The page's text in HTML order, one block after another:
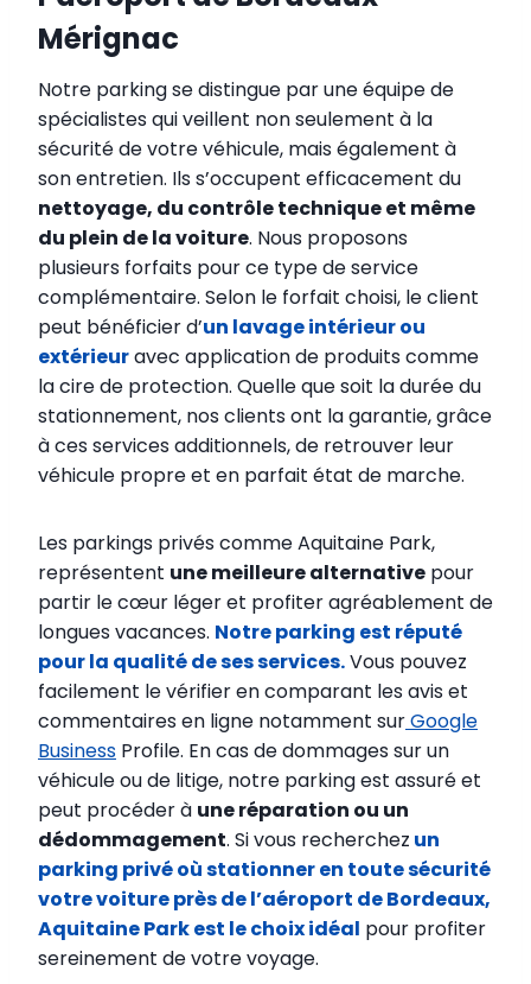
Mérignac
Notre parking se distingue par une équipe de
spécialistes qui veillent non seulement à la
sécurité de votre véhicule, mais également à
son entretien. Ils s’occupent efficacement du
nettoyage, du contrôle technique et même
du plein de la voiture. Nous proposons
plusieurs forfaits pour ce type de service
complémentaire. Selon le forfait choisi, le client
peut bénéficier d’un lavage intérieur ou
extérieuravec application de produits comme
la cire de protection. Quelle que soit la durée du
stationnement, nos clients ont la garantie, grâce
à ces services additionnels, de retrouver leur
véhicule propre et en parfait état de marche.
Les parkings privés comme Aquitaine Park,
représentent une meilleure alternative pour
partir le cœur léger et profiter agréablement de
longues vacances. Notre parking est réputé
pour la qualité de ses services.Vous pouvez
facilement le vérifier en comparant les avis et
commentaires en ligne notamment surGoogle
Business Profile. En cas de dommages sur un
véhicule ou de litige, notre parking est assuré et
peut procéder à une réparation ou un
dédommagement. Si vous recherchez un
parking privé où stationner en toute sécurité
votre voiture près de l’aéroport de Bordeaux,
Aquitaine Park est le choix idéal pour profiter
sereinement de votre voyage.